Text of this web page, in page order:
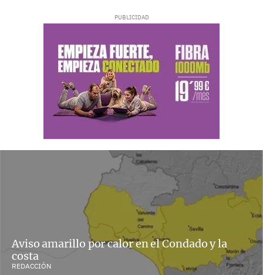
Aviso amarillo por calor en el Condado y la
costa
REDACCIÓN